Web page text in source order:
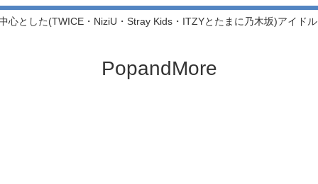
心とした(TWICE・NiziU・Stray Kids・ITZYとたまに乃木坂)アイド
PopandMore